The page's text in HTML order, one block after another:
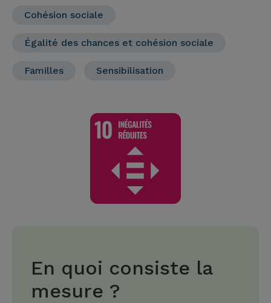
Cohésion sociale
Égalité des chances et cohésion sociale
Familles Sensibilisation
En quoi consiste la
mesure ?